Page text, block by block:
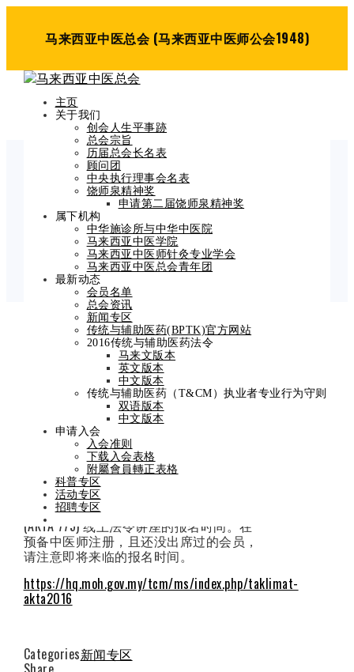
马来西亚中医总会 (马来西亚中医师公会1948)
主页
关于我们
创会人生平事跡
总会宗旨
历届总会长名表
顾问团
中央执行理事会名表
饶师泉精神奖
申请第二届饶师泉精神奖
属下机构
中华施诊所与中华中医院
马来西亚中医学院
马来西亚中医师针灸专业学会
马来西亚中医总会青年团
最新动态
会员名单
总会资讯
新闻专区
传统与辅助医药(BPTK)官方网站
2016传统与辅助医药法令
马来文版本
英文版本
中文版本
传统与辅助医药（T&CM）执业者专业行为守则
双语版本
中文版本
申请入会
入会准则
下载入会表格
附屬會員轉正表格
科普专区
活动专区
招聘专区
Blog Post
Home
TAKLIMAT AKTA PT&K 2016 (AKTA 775) 线上法令讲
TAKLIMAT AKTA
PT&K 2016 (AKTA
775) 线上法令讲座
adminOnSeptember 13, 2023
​各位会员请注意，BPTK官网发布了关于10
月-12月份的TAKLIMAT AKTA PT&K 2016
(AKTA 775) 线上法令讲座的报名时间。在
预备中医师注册，且还没出席过的会员，
请注意即将来临的报名时间。
https://hq.moh.gov.my/tcm/ms/index.php/taklimat-
akta2016
Categories新闻专区